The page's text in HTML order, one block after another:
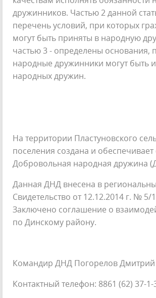
дружинников. Частью 2 данной
перечень условий, при которых
могут быть приняты в народную
частью 3 - определены основания,
народные дружинники могут быть
народных дружин.
На территории Пластуновского
поселения создана и обеспечивает
Добровольная народная дружина
Данная ДНД внесена в
Свидетельство от 12.12.2014 г. № 5/
Заключено соглашение о
по Динскому району.
Командир ДНД Погорелов Дмитрий
Контактный телефон: 8861 (62) 37-1-